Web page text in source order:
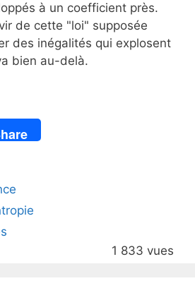
à un coefficient près.
de cette "loi" supposée
des inégalités qui explosent
bien au-delà.
1 833 vues